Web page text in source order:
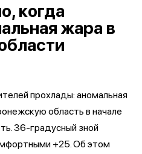
когда
жара в
прохлады: аномальная
область в начале
36-градусный зной
+25. Об этом